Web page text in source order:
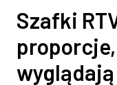
Szafki